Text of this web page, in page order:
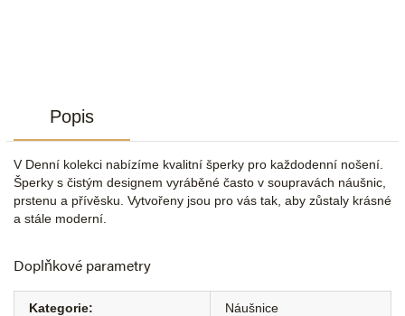
Popis
V Denní kolekci nabízíme kvalitní šperky pro každodenní nošení.
Šperky s čistým designem vyráběné často v soupravách náušnic,
prstenu a přívěsku. Vytvořeny jsou pro vás tak, aby zůstaly krásné
a stále moderní.
Doplňkové parametry
Kategorie: Náušnice